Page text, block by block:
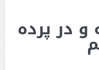
در پرده